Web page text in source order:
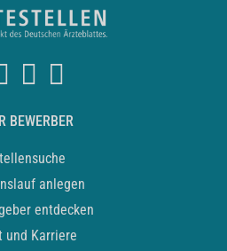
BEWERBER
anlegen
entdecken
und Karriere